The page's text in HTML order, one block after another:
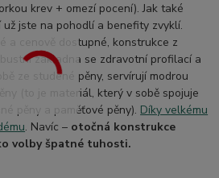
krev + omezí pocení). Jak také
jste na pohodlí a benefity zvyklí.
a cenově dostupné, konstrukce z
základna se zdravotní profilací a
ze studené pěny, servírují modrou
(to je materiál, který v sobě spojuje
pěny a paměťové pěny). Díky velkému
. Navíc – otočná konstrukce
volby špatné tuhosti.